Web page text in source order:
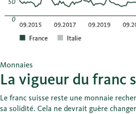
Monnaies
La vigueur du franc
Le franc suisse reste une monnaie
sa solidité. Cela ne devrait guère